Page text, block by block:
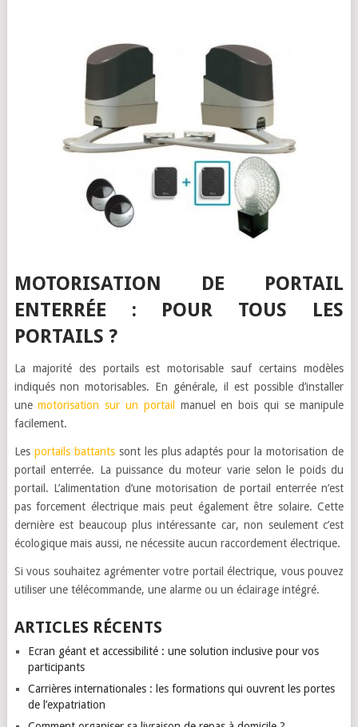
MOTORISATION DE PORTAIL
ENTERRÉE : POUR TOUS LES
PORTAILS ?
La majorité des portails est motorisable sauf certains modèles
indiqués non motorisables. En générale, il est possible d’installer
unemotorisation sur un portail
manuel en bois qui se manipule
facilement.
Les portails battantssont les plus adaptés pour la motorisation de
portail enterrée. La puissance du moteur varie selon le poids du
portail. L’alimentation d’une motorisation de portail enterrée n’est
pas forcement électrique mais peut également être solaire. Cette
dernière est beaucoup plus intéressante car, non seulement c’est
écologique mais aussi, ne nécessite aucun raccordement électrique.
Si vous souhaitez agrémenter votre portail électrique, vous pouvez
utiliser une télécommande, une alarme ou un éclairage intégré.
ARTICLES RÉCENTS
Ecran géant et accessibilité : une solution inclusive pour vos
participants
Carrières internationales : les formations qui ouvrent les portes
de l’expatriation